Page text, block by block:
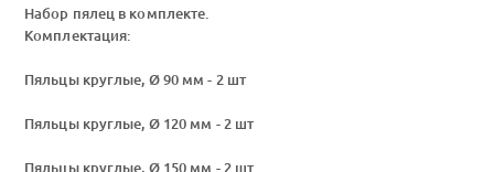
Набор пялец в комплекте.
Комплектация:
Пяльцы круглые, Ø 90 мм - 2 шт
Пяльцы круглые, Ø 120 мм - 2 шт
Пяльцы круглые, Ø 150 мм - 2 шт